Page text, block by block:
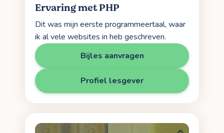
Ervaring met PHP
Dit was mijn eerste programmeertaal, waar
ik al vele websites in heb geschreven.
Bijles aanvragen
Profiel lesgever